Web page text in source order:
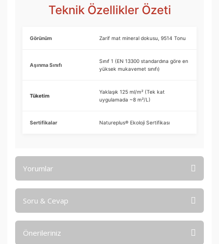
Teknik Özellikler Özeti
Görünüm Zarif mat mineral dokusu, 9514 Tonu
Aşınma Sınıfı
Sınıf 1 (EN 13300 standardına göre en
yüksek mukavemet sınıfı)
Tüketim
Yaklaşık 125 ml/m² (Tek kat
uygulamada ~8 m²/L)
Sertifikalar Natureplus® Ekoloji Sertifikası
Yorumlar
Soru & Cevap
Önerileriniz